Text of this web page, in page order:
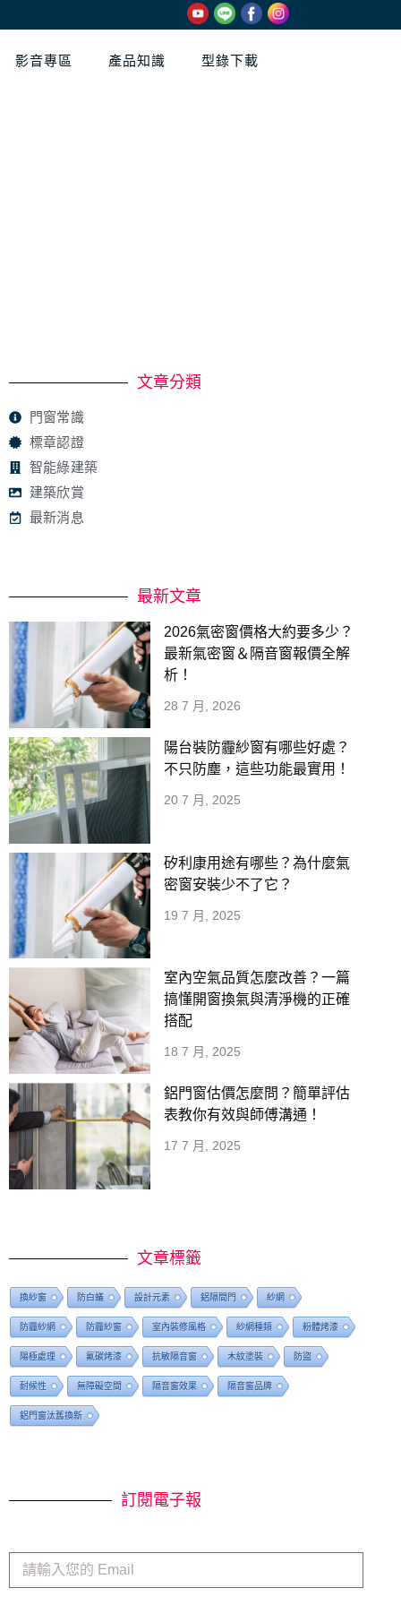
影音專區 產品知識 型錄下載
文章分類
門窗常識
標章認證
智能綠建築
建築欣賞
最新消息
最新文章
2026氣密窗價格大約要多少？
最新氣密窗＆隔音窗報價全解
析！
28 7 月, 2026
陽台裝防霾紗窗有哪些好處？
不只防塵，這些功能最實用！
20 7 月, 2025
矽利康用途有哪些？為什麼氣
密窗安裝少不了它？
19 7 月, 2025
室內空氣品質怎麼改善？一篇
搞懂開窗換氣與清淨機的正確
搭配
18 7 月, 2025
鋁門窗估價怎麼問？簡單評估
表教你有效與師傅溝通！
17 7 月, 2025
文章標籤
換紗窗 防白蟻 設計元素 鋁隔間門 紗網
防霾紗網 防霾紗窗 室內裝修風格 紗網種類 粉體烤漆
陽極處理 氟碳烤漆 抗敏隔音窗 木紋塗裝 防盜
耐候性 無障礙空間 隔音窗效果 隔音窗品牌
鋁門窗汰舊換新
訂閱電子報